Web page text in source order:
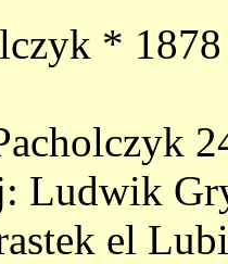
*
Ludwik
el